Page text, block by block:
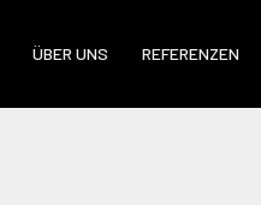
ÜBER UNS REFERENZEN